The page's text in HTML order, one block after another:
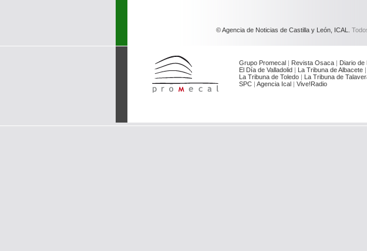
© Agencia de Noticias de Castilla y León, ICAL.
Grupo Promecal | Revista Osaca | Diario de
El Día de Valladolid | La Tribuna de Albacete |
La Tribuna de Toledo | La Tribuna de
SPC | Agencia Ical | Vive!Radio